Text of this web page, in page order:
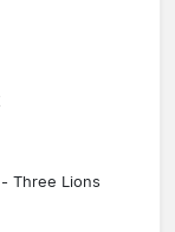
Three Lions